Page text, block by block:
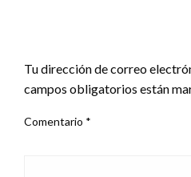
Tu dirección de correo
campos obligatorios están
Comentario *